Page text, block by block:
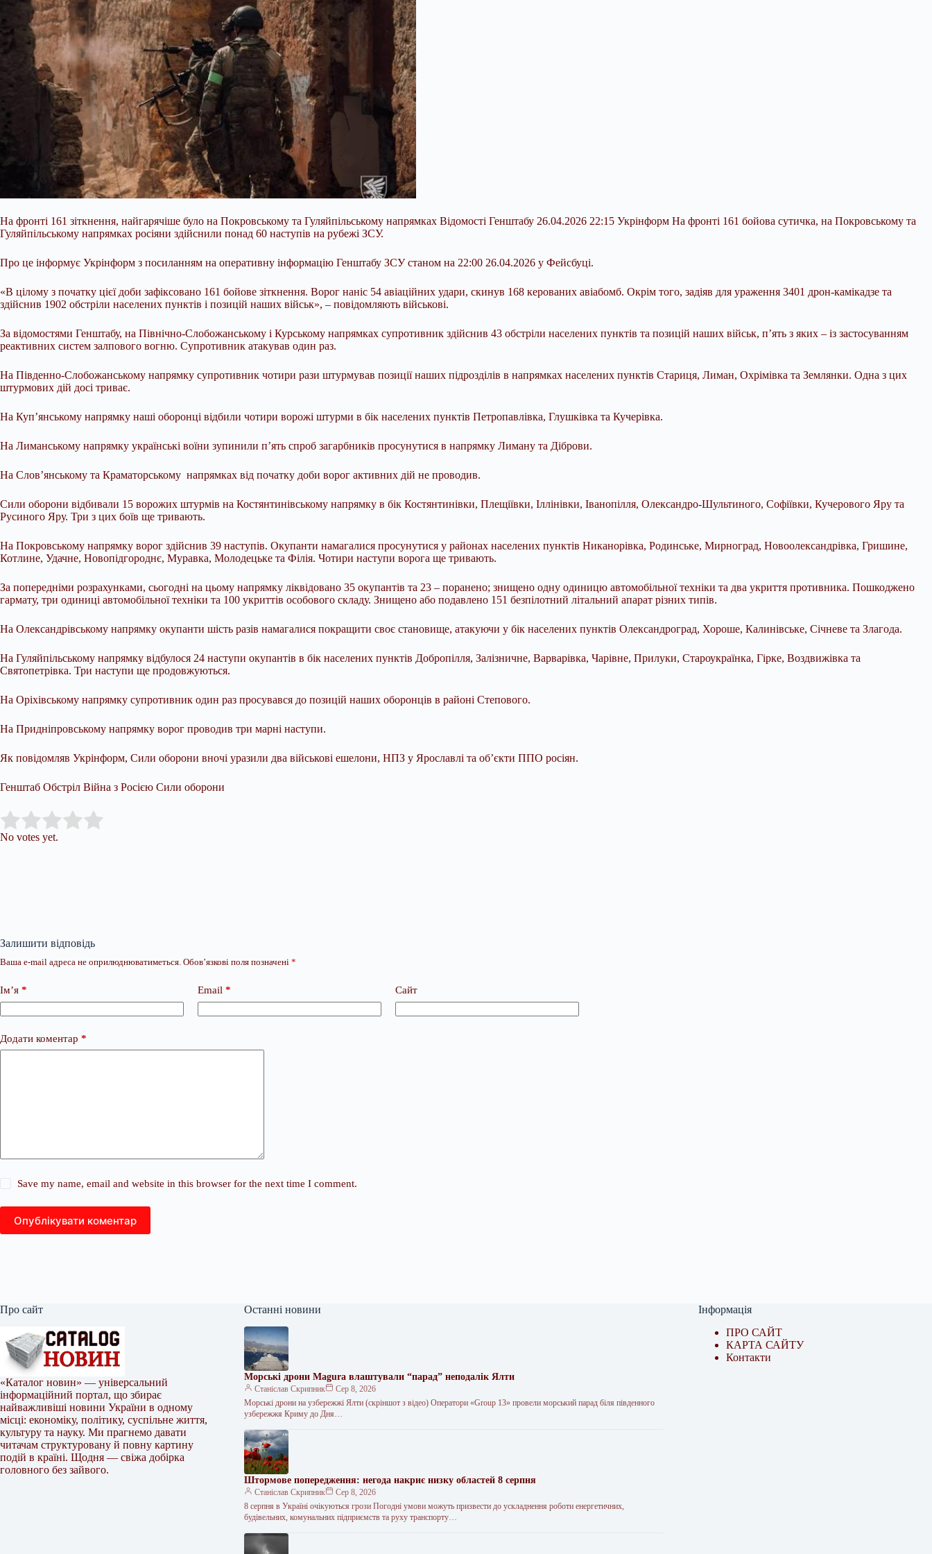
На фронті 161 зіткнення, найгарячіше було на Покровському та Гуляйпільському напрямках Відомості Генштабу 26.04.2026 22:15 Укрінформ На фронті 161 бойова сутичка, на Покровському та
Гуляйпільському напрямках росіяни здійснили понад 60 наступів на рубежі ЗСУ.
Про це інформує Укрінформ з посиланням на оперативну інформацію Генштабу ЗСУ станом на 22:00 26.04.2026 у Фейсбуці.
«В цілому з початку цієї доби зафіксовано 161 бойове зіткнення. Ворог наніс 54 авіаційних удари, скинув 168 керованих авіабомб. Окрім того, задіяв для ураження 3401 дрон-камікадзе та
здійснив 1902 обстріли населених пунктів і позицій наших військ», – повідомляють військові.
За відомостями Генштабу, на Північно-Слобожанському і Курському напрямках супротивник здійснив 43 обстріли населених пунктів та позицій наших військ, п’ять з яких – із застосуванням
реактивних систем залпового вогню. Супротивник атакував один раз.
На Південно-Слобожанському напрямку супротивник чотири рази штурмував позиції наших підрозділів в напрямках населених пунктів Стариця, Лиман, Охрімівка та Землянки. Одна з цих
штурмових дій досі триває.
На Куп’янському напрямку наші оборонці відбили чотири ворожі штурми в бік населених пунктів Петропавлівка, Глушківка та Кучерівка.
На Лиманському напрямку українські воїни зупинили п’ять спроб загарбників просунутися в напрямку Лиману та Діброви.
На Слов’янському та Краматорському напрямках від початку доби ворог активних дій не проводив.
Сили оборони відбивали 15 ворожих штурмів на Костянтинівському напрямку в бік Костянтинівки, Плещіївки, Іллінівки, Іванопілля, Олександро-Шультиного, Софіївки, Кучерового Яру та
Русиного Яру. Три з цих боїв ще тривають.
На Покровському напрямку ворог здійснив 39 наступів. Окупанти намагалися просунутися у районах населених пунктів Никанорівка, Родинське, Мирноград, Новоолександрівка, Гришине,
Котлине, Удачне, Новопідгороднє, Муравка, Молодецьке та Філія. Чотири наступи ворога ще тривають.
За попередніми розрахунками, сьогодні на цьому напрямку ліквідовано 35 окупантів та 23 – поранено; знищено одну одиницю автомобільної техніки та два укриття противника. Пошкоджено
гармату, три одиниці автомобільної техніки та 100 укриттів особового складу. Знищено або подавлено 151 безпілотний літальний апарат різних типів.
На Олександрівському напрямку окупанти шість разів намагалися покращити своє становище, атакуючи у бік населених пунктів Олександроград, Хороше, Калинівське, Січневе та Злагода.
На Гуляйпільському напрямку відбулося 24 наступи окупантів в бік населених пунктів Добропілля, Залізничне, Варварівка, Чарівне, Прилуки, Староукраїнка, Гірке, Воздвижівка та
Святопетрівка. Три наступи ще продовжуються.
На Оріхівському напрямку супротивник один раз просувався до позицій наших оборонців в районі Степового.
На Придніпровському напрямку ворог проводив три марні наступи.
Як повідомляв Укрінформ, Сили оборони вночі уразили два військові ешелони, НПЗ у Ярославлі та об’єкти ППО росіян.
Генштаб Обстріл Війна з Росією Сили оборони
Rate this item:
No votes yet.
Залишити відповідь
Ваша e-mail адреса не оприлюднюватиметься. Обов’язкові поля позначені *
Ім’я * Email * Сайт
Додати коментар *
Save my name, email and website in this browser for the next time I comment.
Опублікувати коментар
Про сайт
«Каталог новин» — універсальний
інформаційний портал, що збирає
найважливіші новини України в одному
місці: економіку, політику, суспільне життя,
культуру та науку. Ми прагнемо давати
читачам структуровану й повну картину
подій в країні. Щодня — свіжа добірка
головного без зайвого.
Останні новини
Морські дрони Magura влаштували “парад” неподалік Ялти
Станіслав Скрипник
Сер 8, 2026
Морські дрони на узбережжі Ялти (скріншот з відео) Оператори «Group 13» провели морський парад біля південного
узбережжя Криму до Дня…
Штормове попередження: негода накриє низку областей 8 серпня
Станіслав Скрипник
Сер 8, 2026
8 серпня в Україні очікуються грози Погодні умови можуть призвести до ускладнення роботи енергетичних,
будівельних, комунальних підприємств та руху транспорту…
Інформація
ПРО САЙТ
КАРТА САЙТУ
Контакти